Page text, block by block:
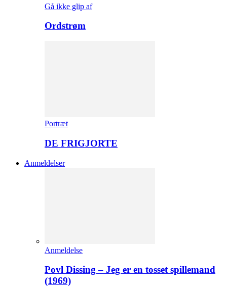
Gå ikke glip af
Ordstrøm
Portræt
DE FRIGJORTE
Anmeldelser
Anmeldelse
Povl Dissing – Jeg er en tosset spillemand
(1969)